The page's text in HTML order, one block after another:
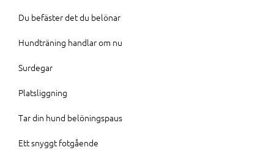
Du befäster det du belönar
Hundträning handlar om nu
Surdegar
Platsliggning
Tar din hund belöningspaus
Ett snyggt fotgående